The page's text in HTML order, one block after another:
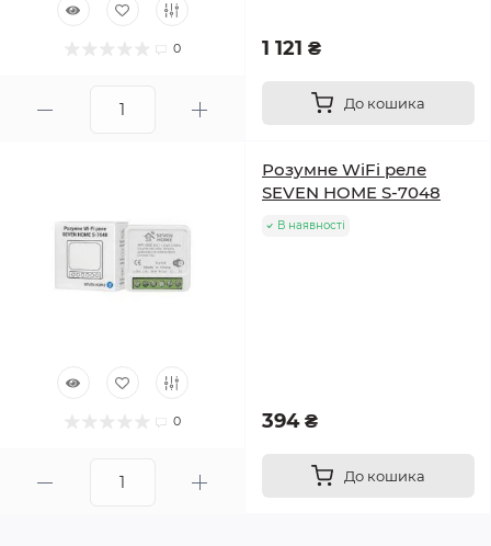
0 1 121 ₴
До кошика
0
Розумне WiFi реле
SEVEN HOME S-7048
В наявності
394 ₴
До кошика